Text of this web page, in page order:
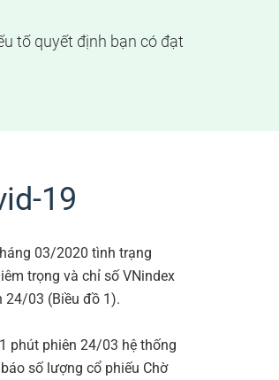
tố quyết định bạn có đạt
19
03/2020 tình trạng
trọng và chỉ số VNindex
24/03 (Biều đồ 1).
phút phiên 24/03 hệ thống
số lượng cổ phiếu Chờ